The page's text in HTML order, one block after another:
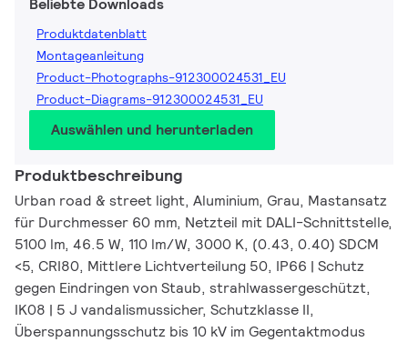
Produktdatenblatt
Montageanleitung
Product-Photographs-912300024531_EU
Product-Diagrams-912300024531_EU
Auswählen und herunterladen
Produktbeschreibung
Urban road & street light, Aluminium, Grau, Mastansatz
für Durchmesser 60 mm, Netzteil mit DALI-Schnittstelle,
5100 lm, 46.5 W, 110 lm/W, 3000 K, (0.43, 0.40) SDCM
<5, CRI80, Mittlere Lichtverteilung 50, IP66 | Schutz
gegen Eindringen von Staub, strahlwassergeschützt,
IK08 | 5 J vandalismussicher, Schutzklasse II,
Überspannungsschutz bis 10 kV im Gegentaktmodus